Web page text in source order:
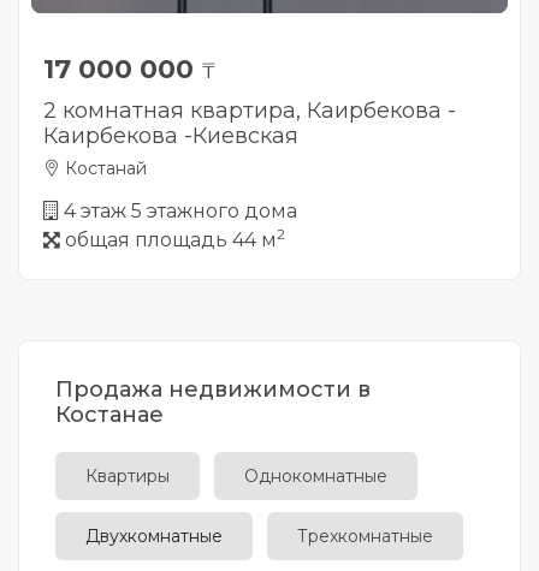
17 000 000 ₸
2 комнатная квартира, Каирбекова -
Каирбекова -Киевская
Костанай
4 этаж 5 этажного дома
общая площадь 44 м2
Продажа недвижимости в
Костанае
Квартиры Однокомнатные
Двухкомнатные Трехкомнатные